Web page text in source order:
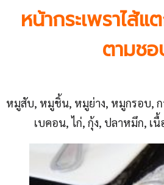
หน้ากระเพราไส้แ
ตามช
หมูสับ, หมูชิ้น, หมูย่าง, หมูกรอบ,
เบคอน, ไก่, กุ้ง, ปลาหมึก, เ